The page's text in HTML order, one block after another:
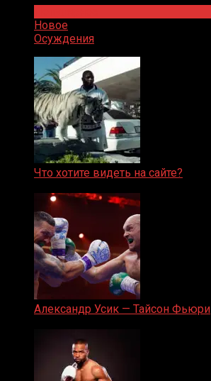
Новое
Осуждения
Что хотите видеть на сайте?
Александр Усик — Тайсон Фьюри